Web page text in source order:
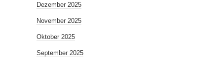
Dezember 2025
November 2025
Oktober 2025
September 2025